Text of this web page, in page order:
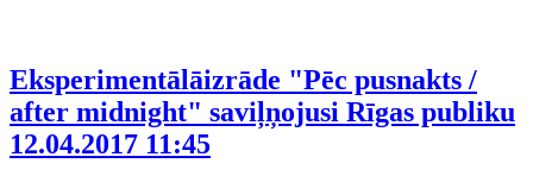
Eksperimentālāizrāde "Pēc pusnakts /
after midnight" saviļņojusi Rīgas publiku
12.04.2017 11:45